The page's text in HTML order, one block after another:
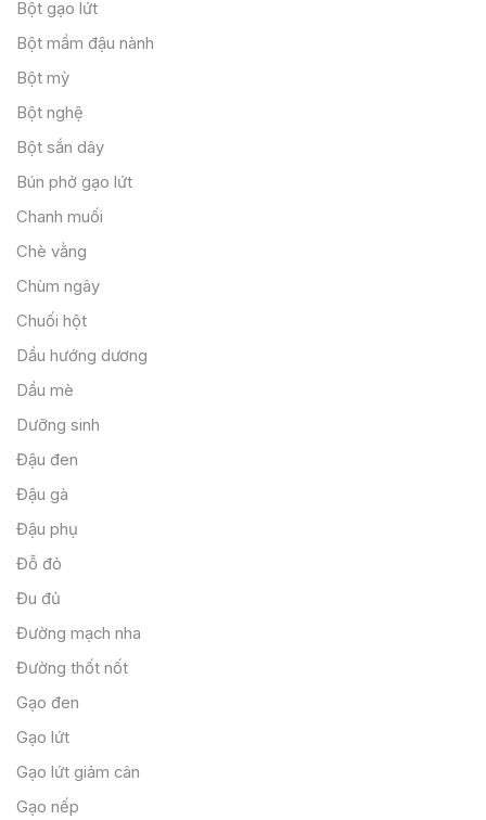
Bột gạo lứt
Bột mầm đậu nành
Bột mỳ
Bột nghệ
Bột sắn dây
Bún phở gạo lứt
Chanh muối
Chè vằng
Chùm ngây
Chuối hột
Dầu hướng dương
Dầu mè
Dưỡng sinh
Đậu đen
Đậu gà
Đậu phụ
Đỗ đỏ
Đu đủ
Đường mạch nha
Đường thốt nốt
Gạo đen
Gạo lứt
Gạo lứt giảm cân
Gạo nếp